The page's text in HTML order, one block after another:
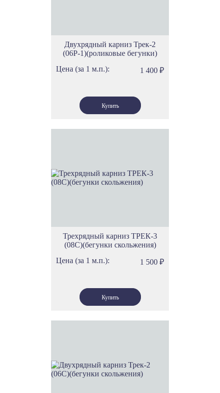
Двухрядный карниз Трек-2
(06Р-1)(роликовые бегунки)
Цена (за 1 м.п.):
1 400 ₽
Трехрядный карниз ТРЕК-3
(08С)(бегунки скольжения)
Цена (за 1 м.п.):
1 500 ₽